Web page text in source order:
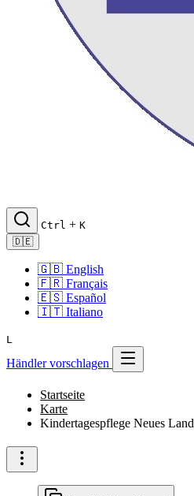
Ctrl + K
🇩🇪
🇬🇧 English
🇫🇷 Français
🇪🇸 Español
🇮🇹 Italiano
L
Händler vorschlagen
Startseite
Karte
Kindertagespflege Neues Land